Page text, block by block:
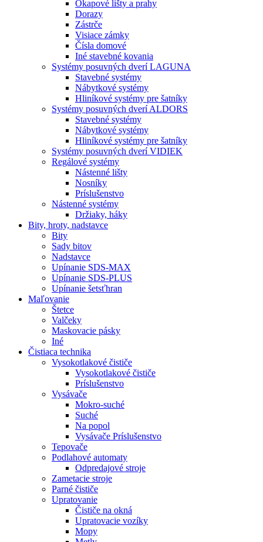
Okapové lišty a prahy
Dorazy
Zástrče
Visiace zámky
Čísla domové
Iné stavebné kovania
Systémy posuvných dverí LAGUNA
Stavebné systémy
Nábytkové systémy
Hliníkové systémy pre šatníky
Systémy posuvných dverí ALDORS
Stavebné systémy
Nábytkové systémy
Hliníkové systémy pre šatníky
Systémy posuvných dverí VIDIEK
Regálové systémy
Nástenné lišty
Nosníky
Príslušenstvo
Nástenné systémy
Držiaky, háky
Bity, hroty, nadstavce
Bity
Sady bitov
Nadstavce
Upínanie SDS-MAX
Upínanie SDS-PLUS
Upínanie šetsťhran
Maľovanie
Štetce
Valčeky
Maskovacie pásky
Iné
Čistiaca technika
Vysokotlakové čističe
Vysokotlakové čističe
Príslušenstvo
Vysávače
Mokro-suché
Suché
Na popol
Vysávače Príslušenstvo
Tepovače
Podlahové automaty
Odpredajové stroje
Zametacie stroje
Parné čističe
Upratovanie
Čističe na okná
Upratovacie vozíky
Mopy